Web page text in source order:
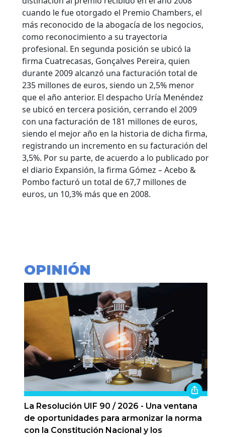
cuando le fue otorgado el Premio Chambers, el
más reconocido de la abogacía de los negocios,
como reconocimiento a su trayectoria
profesional. En segunda posición se ubicó la
firma Cuatrecasas, Gonçalves Pereira, quien
durante 2009 alcanzó una facturación total de
235 millones de euros, siendo un 2,5% menor
que el año anterior. El despacho Uría Menéndez
se ubicó en tercera posición, cerrando el 2009
con una facturación de 181 millones de euros,
siendo el mejor año en la historia de dicha firma,
registrando un incremento en su facturación del
3,5%. Por su parte, de acuerdo a lo publicado por
el diario Expansión, la firma Gómez – Acebo &
Pombo facturó un total de 67,7 millones de
euros, un 10,3% más que en 2008.
OPINIÓN
La Resolución UIF 90 / 2026 - Una ventana
de oportunidades para armonizar la norma
con la Constitución Nacional y los